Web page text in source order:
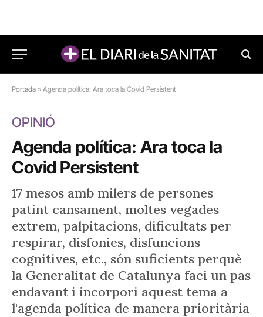
Portada » Agenda política: Ara toca la Covid Persistent
OPINIÓ
Agenda política: Ara toca la
Covid Persistent
17 mesos amb milers de persones
patint cansament, moltes vegades
extrem, palpitacions, dificultats per
respirar, disfonies, disfuncions
cognitives, etc., són suficients perquè
la Generalitat de Catalunya faci un pas
endavant i incorpori aquest tema a
l'agenda política de manera prioritària